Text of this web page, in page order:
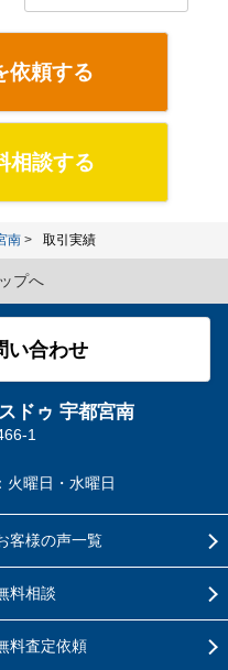
依頼する
相談する
南 取引実績
プへ
い合わせ
ドゥ 宇都宮南
1
火曜日・水曜日
客様の声一覧
料相談
料査定依頼